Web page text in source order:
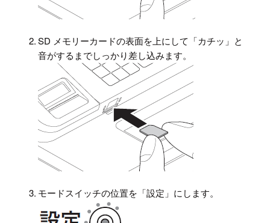
2. SD メモリーカードの表面を上にして「カチッ」と
音がするまでしっかり差し込みます。
3. モードスイッチの位置を「設定」にします。